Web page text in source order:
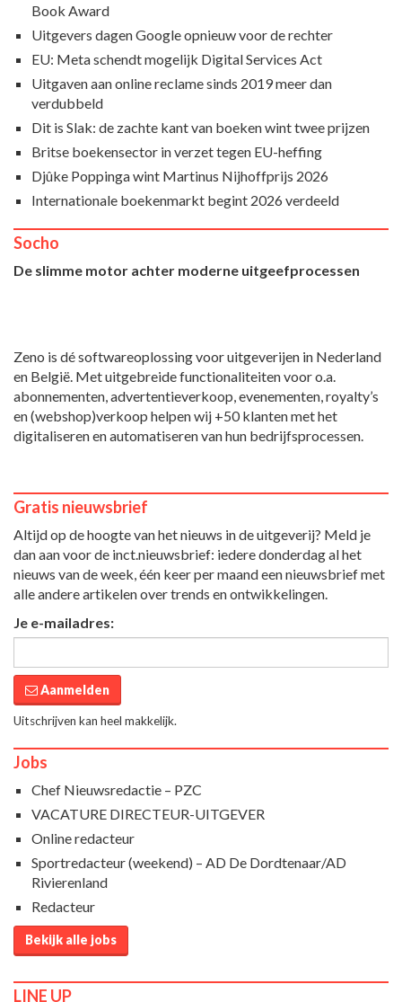
Book Award
Uitgevers dagen Google opnieuw voor de rechter
EU: Meta schendt mogelijk Digital Services Act
Uitgaven aan online reclame sinds 2019 meer dan
verdubbeld
Dit is Slak: de zachte kant van boeken wint twee prijzen
Britse boekensector in verzet tegen EU-heffing
Djûke Poppinga wint Martinus Nijhoffprijs 2026
Internationale boekenmarkt begint 2026 verdeeld
Socho
De slimme motor achter moderne uitgeefprocessen
Zeno is dé softwareoplossing voor uitgeverijen in Nederland
en België. Met uitgebreide functionaliteiten voor o.a.
abonnementen, advertentieverkoop, evenementen, royalty’s
en (webshop)verkoop helpen wij +50 klanten met het
digitaliseren en automatiseren van hun bedrijfsprocessen.
Gratis nieuwsbrief
Altijd op de hoogte van het nieuws in de uitgeverij? Meld je
dan aan voor de inct.nieuwsbrief: iedere donderdag al het
nieuws van de week, één keer per maand een nieuwsbrief met
alle andere artikelen over trends en ontwikkelingen.
Je e-mailadres:
Aanmelden
Uitschrijven kan heel makkelijk.
Jobs
Chef Nieuwsredactie – PZC
VACATURE DIRECTEUR-UITGEVER
Online redacteur
Sportredacteur (weekend) – AD De Dordtenaar/AD
Rivierenland
Redacteur
Bekijk alle jobs
LINE UP